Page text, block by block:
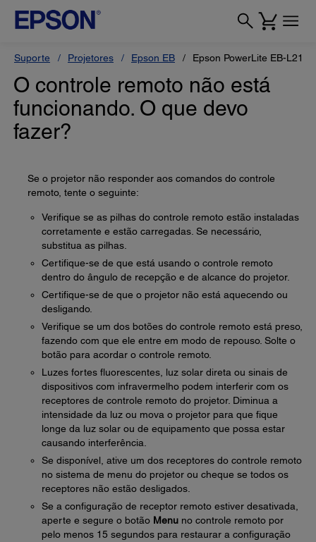
Suporte Projetores Epson EB Epson PowerLite EB-
O controle remoto não está
funcionando. O que devo
fazer?
Se o projetor não responder aos comandos do controle
remoto, tente o seguinte:
Verifique se as pilhas do controle remoto estão instaladas
corretamente e estão carregadas. Se necessário,
substitua as pilhas.
Certifique-se de que está usando o controle remoto
dentro do ângulo de recepção e de alcance do projetor.
Certifique-se de que o projetor não está aquecendo ou
desligando.
Verifique se um dos botões do controle remoto está preso,
fazendo com que ele entre em modo de repouso. Solte o
botão para acordar o controle remoto.
Luzes fortes fluorescentes, luz solar direta ou sinais de
dispositivos com infravermelho podem interferir com os
receptores de controle remoto do projetor. Diminua a
intensidade da luz ou mova o projetor para que fique
longe da luz solar ou de equipamento que possa estar
causando interferência.
Se disponível, ative um dos receptores do controle remoto
no sistema de menu do projetor ou cheque se todos os
receptores não estão desligados.
Se a configuração de receptor remoto estiver desativada,
aperte e segure o botão Menu no controle remoto por
pelo menos 15 segundos para restaurar a configuração